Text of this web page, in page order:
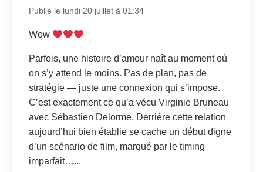
Publié le lundi 20 juillet à 01:34
Wow
Parfois, une histoire d’amour naît au moment où
on s’y attend le moins. Pas de plan, pas de
stratégie — juste une connexion qui s’impose.
C’est exactement ce qu’a vécu Virginie Bruneau
avec Sébastien Delorme. Derrière cette relation
aujourd’hui bien établie se cache un début digne
d’un scénario de film, marqué par le timing
imparfait…...